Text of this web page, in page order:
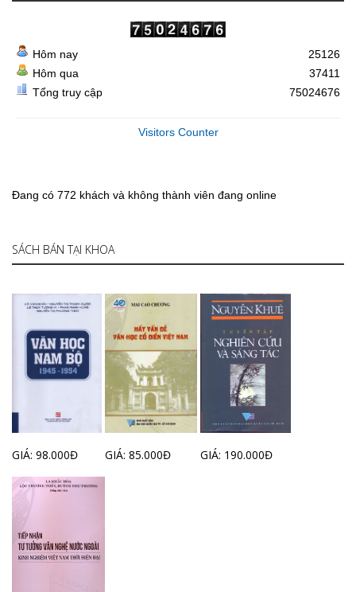
Hôm nay
Hôm qua
Tổng truy cập
25126
37411
75024676
Visitors Counter
Đang có 772 khách và không thành viên đang online
SÁCH BÁN TẠI KHOA
GIÁ: 98.000Đ GIÁ: 85.000Đ GIÁ: 190.000Đ